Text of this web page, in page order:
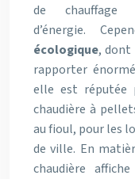
de chauffage
d’énergie.
écologique, dont
rapporter
elle est réputée
chaudière à
au fioul, pour les
de ville. En
chaudière